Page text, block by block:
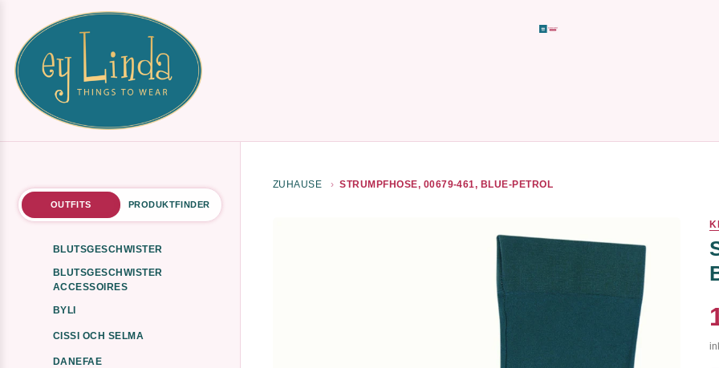
OUTFITS PRODUKTFINDER
BLUTSGESCHWISTER
BLUTSGESCHWISTER
ACCESSOIRES
BYLI
CISSI OCH SELMA
DANEFAE
ZUHAUSE STRUMPFHOSE, 00679-461, BLUE-PETROL